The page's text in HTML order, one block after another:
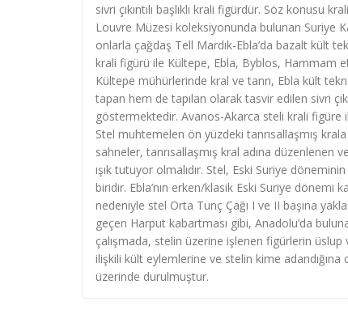
sivri çıkıntılı başlıklı krali figürdür. Söz
Louvre Müzesi koleksiyonunda bulunan Suriye
onlarla çağdaş Tell Mardık-Ebla’da bazalt kült
krali figürü ile Kültepe, Ebla, Byblos, Hammam
Kültepe mühürlerinde kral ve tanrı, Ebla kült
tapan hem de tapılan olarak tasvir edilen sivri
göstermektedir. Avanos-Akarca steli krali figüre
Stel muhtemelen ön yüzdeki tanrısallaşmış
sahneler, tanrısallaşmış kral adına düzenlenen
ışık tutuyor olmalıdır. Stel, Eski Suriye
biridir. Ebla’nın erken/klasik Eski Suriye dönemi
nedeniyle stel Orta Tunç Çağı I ve II başına
geçen Harput kabartması gibi, Anadolu’da
çalışmada, stelin üzerine işlenen figürlerin
ilişkili kült eylemlerine ve stelin kime adandığına
üzerinde durulmuştur.